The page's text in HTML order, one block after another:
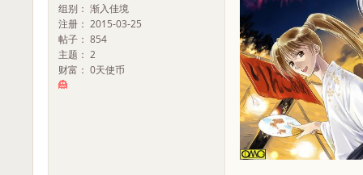
组别： 渐入佳境
注册： 2015-03-25
帖子： 854
主题： 2
财富： 0天使币